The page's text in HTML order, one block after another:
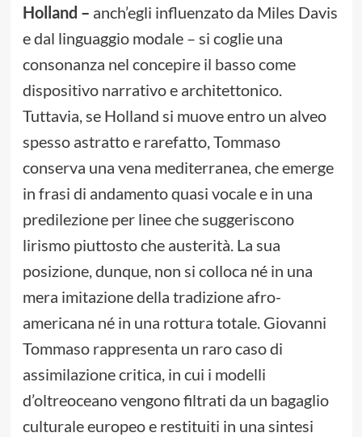
Holland – anch’egli influenzato da Miles Davis
e dal linguaggio modale – si coglie una
consonanza nel concepire il basso come
dispositivo narrativo e architettonico.
Tuttavia, se Holland si muove entro un alveo
spesso astratto e rarefatto, Tommaso
conserva una vena mediterranea, che emerge
in frasi di andamento quasi vocale e in una
predilezione per linee che suggeriscono
lirismo piuttosto che austerità. La sua
posizione, dunque, non si colloca né in una
mera imitazione della tradizione afro-
americana né in una rottura totale. Giovanni
Tommaso rappresenta un raro caso di
assimilazione critica, in cui i modelli
d’oltreoceano vengono filtrati da un bagaglio
culturale europeo e restituiti in una sintesi